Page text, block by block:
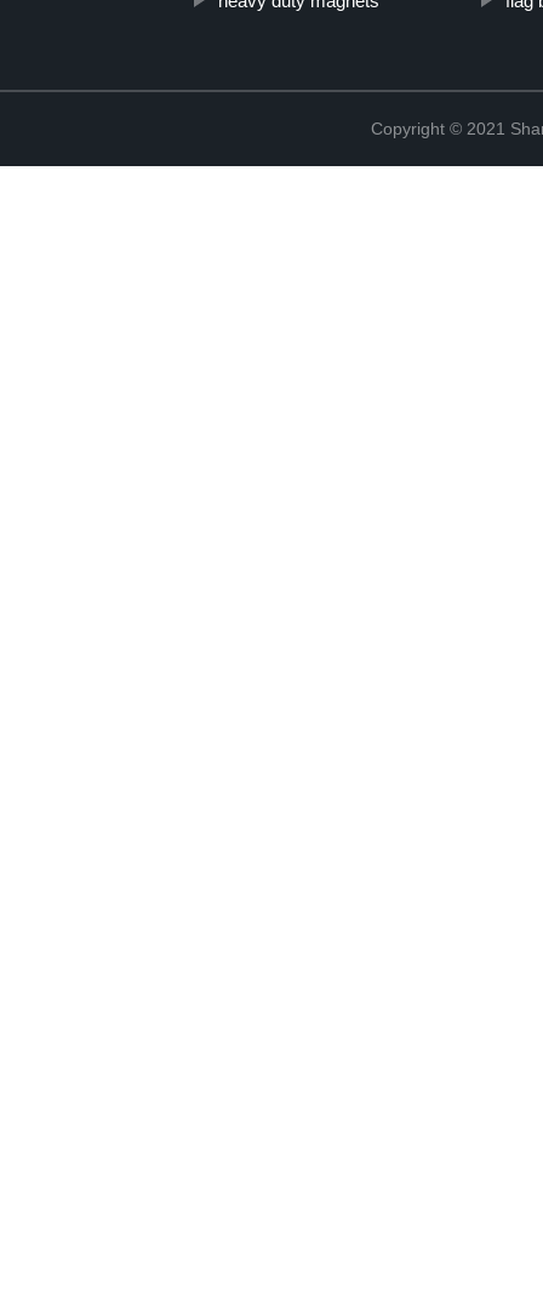
Copyright © 2021